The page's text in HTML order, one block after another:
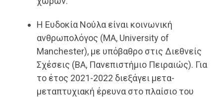
Η Ευδοκία Νούλα είναι κοινωνική
ανθρωπολόγος (MA, University of
Manchester), με υπόβαθρο στις Διεθνείς
Σχέσεις (ΒΑ, Πανεπιστήμιο Πειραιώς). Για
το έτος 2021-2022 διεξάγει μετα-
μεταπτυχιακή έρευνα στο πλαίσιο του